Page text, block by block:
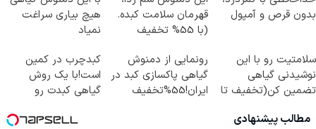
بدون قرص و آمپول
قهرمان سلامت کبده.
(با 55% تخفیف
هیچ بیاری سراغت
نمیاد
سلامتیت رو با این
نوشیدنی گیاهی
تضمین کن(تخفیف تا
رونمایی از دمنوش
گیاهی پاکسازی کبد در
ایران!55%تخفیف
کبدچرب در کمین
است!با یک روش
گیاهی کبدت رو
مطالب پیشنهادی